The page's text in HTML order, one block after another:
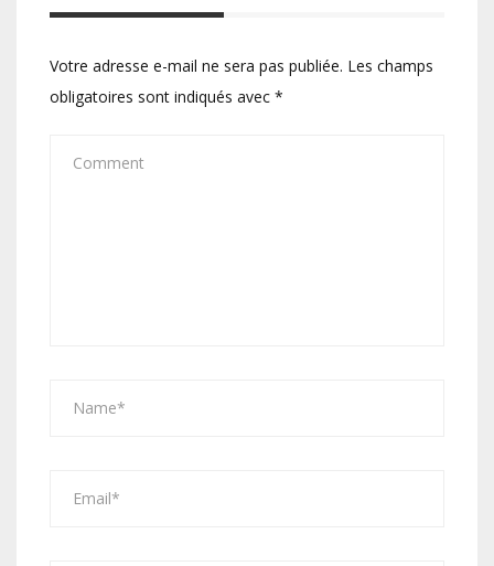
Votre adresse e-mail ne sera pas publiée. Les champs
obligatoires sont indiqués avec *